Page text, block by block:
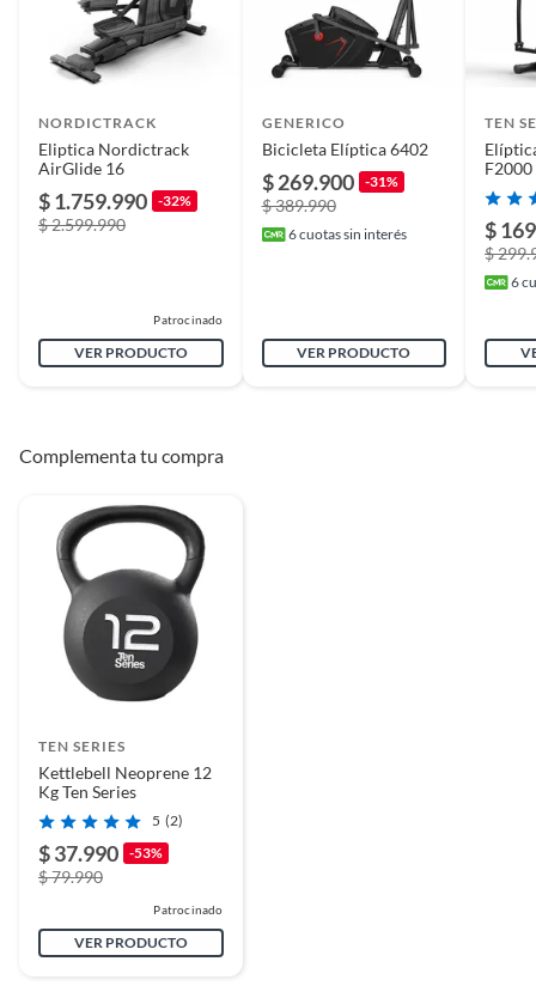
NORDICTRACK
Eliptica Nordictrack
AirGlide 16
$ 1.759.990 -32%
$ 2.599.990
Patrocinado
VER PRODUCTO
GENERICO
Bicicleta Elíptica 6402
$ 269.900 -31%
$ 389.990
6cuotas sin interés
VER PRODUCTO
TEN
F2000
$
$
6
Complementa tu compra
TEN SERIES
Kettlebell Neoprene 12
Kg Ten Series
5 (2)
$ 37.990 -53%
$ 79.990
Patrocinado
VER PRODUCTO